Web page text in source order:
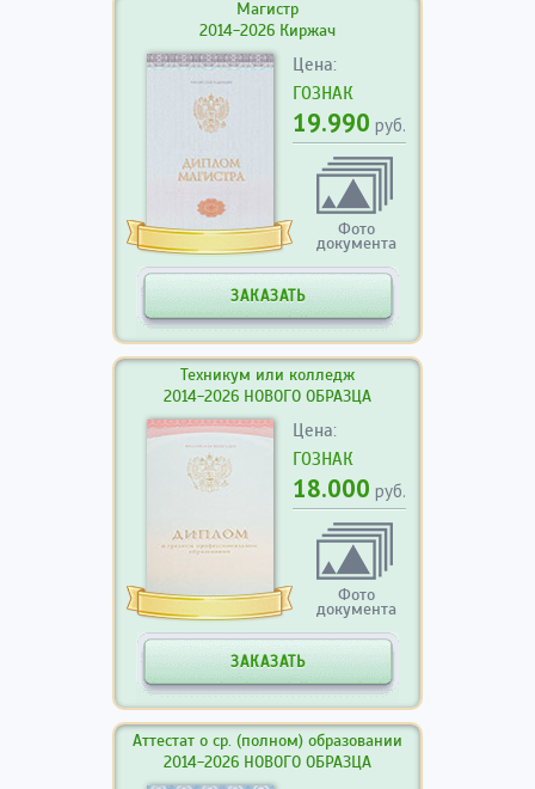
Магистр
2014-2026 Киржач
Цена:
ГОЗНАК
19.990 руб.
Фото
документа
ЗАКАЗАТЬ
Техникум или колледж
2014-2026 НОВОГО ОБРАЗЦА
Цена:
ГОЗНАК
18.000 руб.
Фото
документа
ЗАКАЗАТЬ
Аттестат о ср. (полном) образовании
2014-2026 НОВОГО ОБРАЗЦА